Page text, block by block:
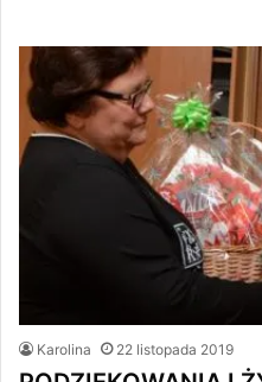
Karolina 22 listopada 2019